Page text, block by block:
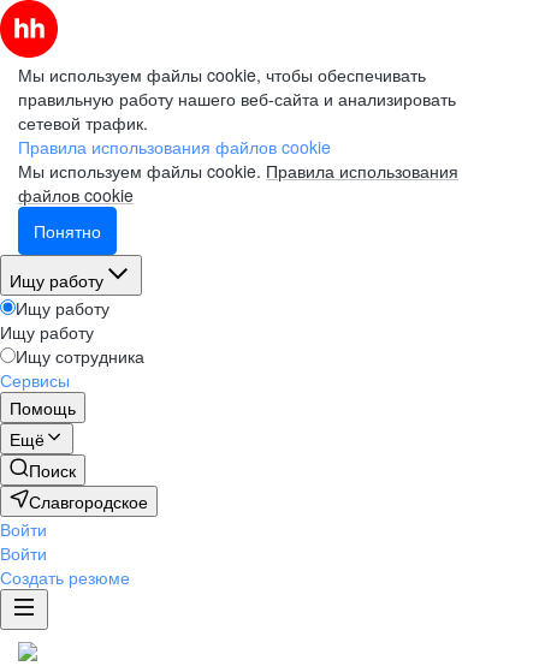
Мы используем файлы cookie, чтобы обеспечивать
правильную работу нашего веб-сайта и анализировать
сетевой трафик.
Правила использования файлов cookie
Мы используем файлы cookie. Правила использования
файлов cookie
Понятно
Ищу работу
Ищу работу
Ищу работу
Ищу сотрудника
Сервисы
Помощь
Ещё
Поиск
Славгородское
Войти
Войти
Создать резюме